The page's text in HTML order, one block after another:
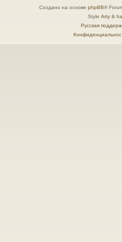
Создано на основе phpBB®
Style Arty &
Русская